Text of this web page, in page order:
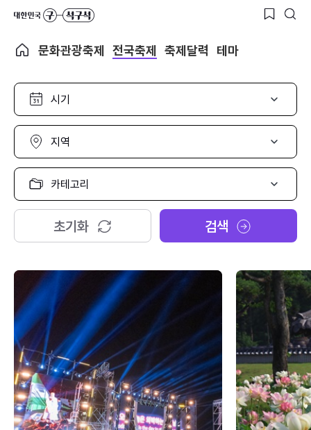
문화관광축제 전국축제 축제달력 테마
시
선
택
지
선
택
카
고
리
택
초기화 검색